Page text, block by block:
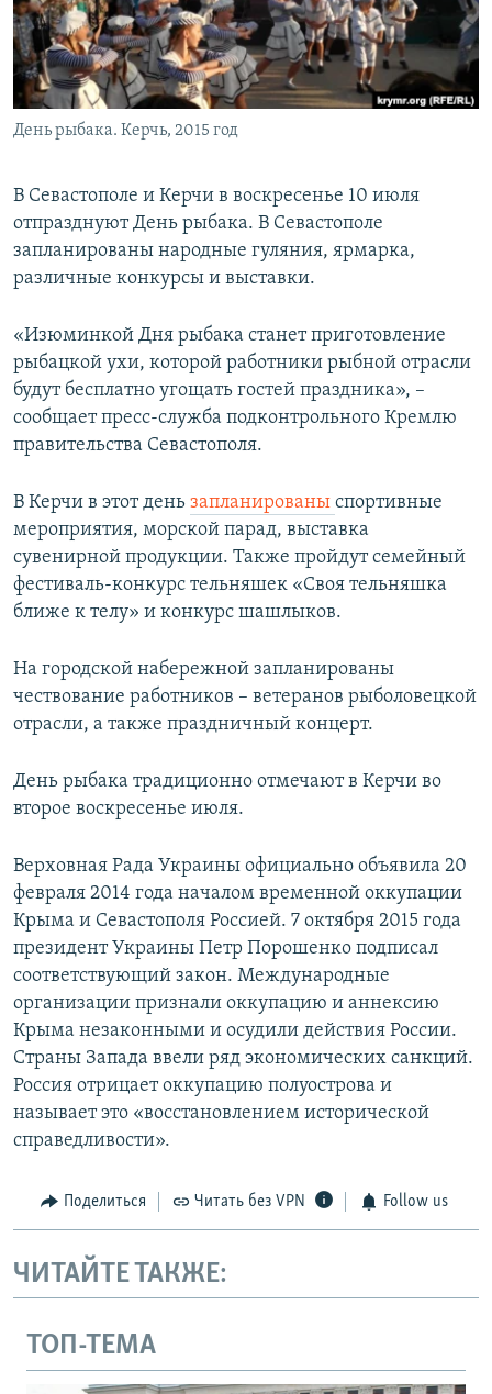
ПОБЕДИТЕЛЕЙ НЕ СУДЯТ?
КРЫМ.НЕПОКОРЕННЫЙ
ELIFBE
УКРАИНСКАЯ ПРОБЛЕМА КРЫМА
ПРИСОЕДИНЯЙТЕСЬ!
День рыбака. Керчь, 2015 год
В Севастополе и Керчи в воскресенье 10 июля
отпразднуют День рыбака. В Севастополе
запланированы народные гуляния, ярмарка,
различные конкурсы и выставки.
«Изюминкой Дня рыбака станет приготовление
рыбацкой ухи, которой работники рыбной отрасли
будут бесплатно угощать гостей праздника», –
сообщает пресс-служба подконтрольного Кремлю
правительства Севастополя.
В Керчи в этот день запланированы спортивные
мероприятия, морской парад, выставка
сувенирной продукции. Также пройдут семейный
фестиваль-конкурс тельняшек «Своя тельняшка
ближе к телу» и конкурс шашлыков.
На городской набережной запланированы
чествование работников – ветеранов рыболовецкой
отрасли, а также праздничный концерт.
День рыбака традиционно отмечают в Керчи во
второе воскресенье июля.
Верховная Рада Украины официально объявила 20
февраля 2014 года началом временной оккупации
Крыма и Севастополя Россией. 7 октября 2015 года
президент Украины Петр Порошенко подписал
соответствующий закон. Международные
организации признали оккупацию и аннексию
Крыма незаконными и осудили действия России.
Страны Запада ввели ряд экономических санкций.
Россия отрицает оккупацию полуострова и
называет это «восстановлением исторической
справедливости».
Поделиться Читать без VPN Follow us
ЧИТАЙТЕ ТАКЖЕ:
ТОП-ТЕМА